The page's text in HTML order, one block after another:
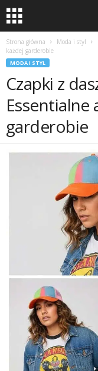
Strona główna Moda i styl
każdej garderobie
MODA I STYL
Czapki z
Essentialne
garderobie